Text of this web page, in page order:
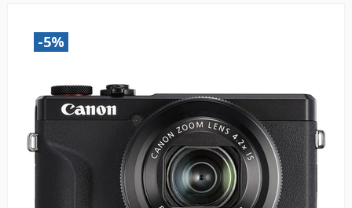
-5%